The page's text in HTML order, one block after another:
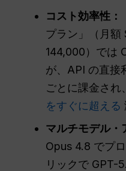
コスト効率性：
プラン」（月額
144,000）では
が、API の直接
ごとに課金さ
をすぐに超える
マルチモデル・
Opus 4.8 でプ
リックで GPT-